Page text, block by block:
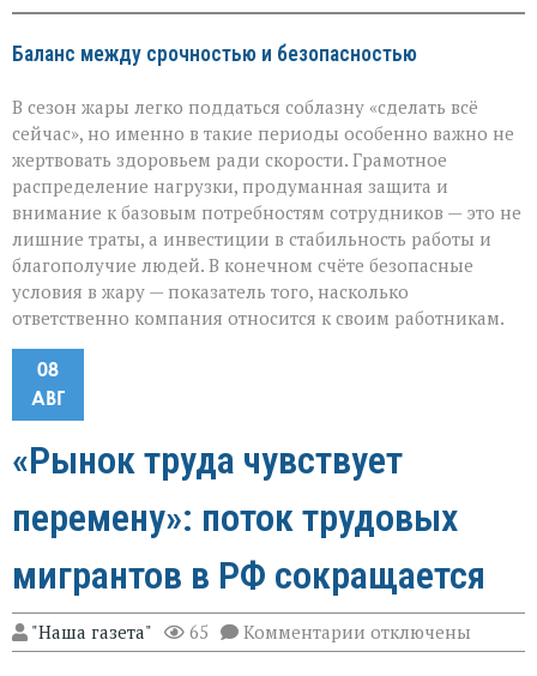
Баланс между срочностью и безопасностью
В сезон жары легко поддаться соблазну «сделать всё
сейчас», но именно в такие периоды особенно важно не
жертвовать здоровьем ради скорости. Грамотное
распределение нагрузки, продуманная защита и
внимание к базовым потребностям сотрудников — это не
лишние траты, а инвестиции в стабильность работы и
благополучие людей. В конечном счёте безопасные
условия в жару — показатель того, насколько
ответственно компания относится к своим работникам.
08
АВГ
«Рынок труда чувствует
перемену»: поток трудовых
мигрантов в РФ сокращается
"Наша газета" 65 Комментарии к
записи
отключены